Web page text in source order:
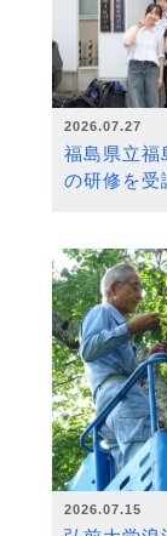
2026.07.27
福島県立福
の研修を受
2026.07.15